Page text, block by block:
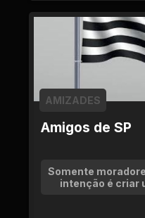
Amigos de SP
AMIZADES
Somente
intenção é criar